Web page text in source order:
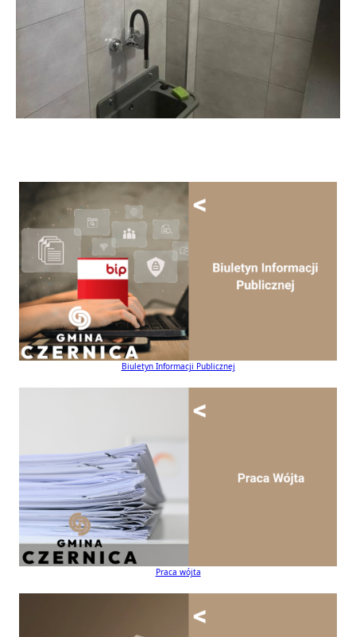
Biuletyn Informacji Publicznej
Praca wójta